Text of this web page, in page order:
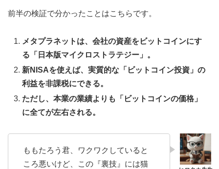
前半の検証で分かったことはこちらです。
メタプラネットは、会社の資産をビットコインにす
る「日本版マイクロストラテジー」。
新NISAを使えば、実質的な「ビットコイン投資」の
利益を非課税にできる。
ただし、本業の業績よりも「ビットコインの価格」
に全てが左右される。
ももたろう君、ワクワクしていると
ころ悪いけど、この『裏技』には猫